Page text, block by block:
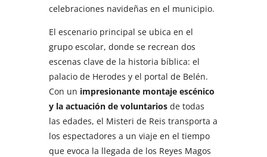
celebraciones navideñas en el municipio.
El escenario principal se ubica en el
grupo escolar, donde se recrean dos
escenas clave de la historia bíblica: el
palacio de Herodes y el portal de Belén.
Con un impresionante montaje escénico
y la actuación de voluntarios de todas
las edades, el Misteri de Reis transporta a
los espectadores a un viaje en el tiempo
que evoca la llegada de los Reyes Magos